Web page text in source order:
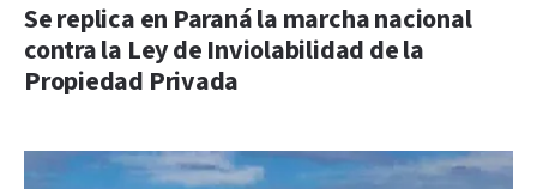
Se replica en Paraná la marcha nacional
contra la Ley de Inviolabilidad de la
Propiedad Privada